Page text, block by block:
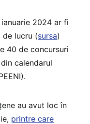
2024 ar fi
lucru (sursa)
40 de concursuri
calendarul
au avut loc în
printre care